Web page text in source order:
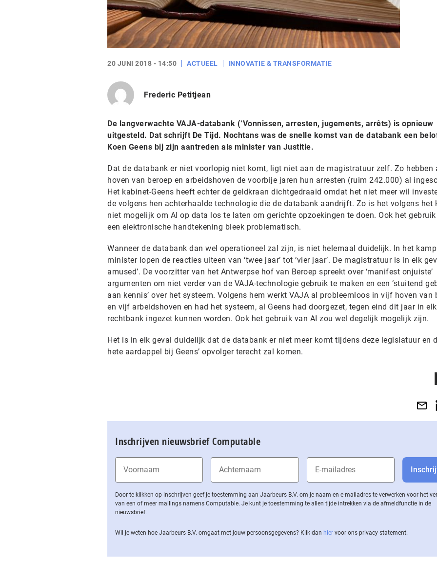
20 JUNI 2018 - 14:50 ACTUEEL INNOVATIE & TRANSFORMATIE
Frederic Petitjean
De langverwachte VAJA-databank (‘Vonnissen, arresten, jugements, arrêts) is opnieuw
uitgesteld. Dat schrijft De Tijd. Nochtans was de snelle komst van de databank een
Koen Geens bij zijn aantreden als minister van Justitie.
Dat de databank er niet voorlopig niet komt, ligt niet aan de magistratuur zelf. Zo hebben
hoven van beroep en arbeidshoven de voorbije jaren hun arresten (ruim 242.000) al
Het kabinet-Geens heeft echter de geldkraan dichtgedraaid omdat het niet meer wil
de volgens hen achterhaalde technologie die de databank aandrijft. Zo is het volgens het
niet mogelijk om AI op data los te laten om gerichte opzoekingen te doen. Ook het gebruik
een elektronische handtekening bleek problematisch.
Wanneer de databank dan wel operationeel zal zijn, is niet helemaal duidelijk. In het
minister lopen de reacties uiteen van ‘twee jaar’ tot ‘vier jaar’. De magistratuur is in elk
amused’. De voorzitter van het Antwerpse hof van Beroep spreekt over ‘manifest onjuiste’
argumenten om niet verder van de VAJA-technologie gebruik te maken en een ‘stuitend
aan kennis’ over het systeem. Volgens hem werkt VAJA al probleemloos in vijf hoven van
en vijf arbeidshoven en had het systeem, al Geens had doorgezet, tegen eind dit jaar in
rechtbank ingezet kunnen worden. Ook het gebruik van AI zou wel degelijk mogelijk zijn.
Het is in elk geval duidelijk dat de databank er niet meer komt tijdens deze legislatuur en
hete aardappel bij Geens’ opvolger terecht zal komen.
Inschrijven nieuwsbrief Computable
Door te klikken op inschrijven geef je toestemming aan Jaarbeurs B.V. om je naam en e-mailadres te verwerken voor het
van een of meer mailings namens Computable. Je kunt je toestemming te allen tijde intrekken via de af­meld­func­tie in de
nieuwsbrief.
Wil je weten hoe Jaarbeurs B.V. omgaat met jouw per­soons­ge­ge­vens? Klik dan hier voor ons privacy statement.